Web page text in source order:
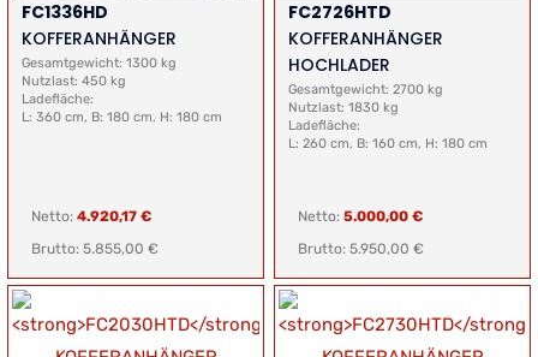
FC1336HD
KOFFERANHÄNGER
Gesamtgewicht: 1300 kg
Nutzlast: 450 kg
Ladefläche:
L: 360 cm, B: 180 cm, H: 180 cm
Netto: 4.920,17 €
Brutto: 5.855,00 €
FC2726HTD
KOFFERANHÄNGER
HOCHLADER
Gesamtgewicht: 2700 kg
Nutzlast: 1830 kg
Ladefläche:
L: 260 cm, B: 160 cm, H: 180 cm
Netto: 5.000,00 €
Brutto: 5.950,00 €